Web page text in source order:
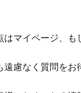
はマイページ、も
遠慮なく質問をお